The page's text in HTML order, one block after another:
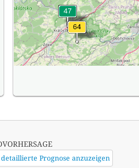
Prognose anzuzeigen